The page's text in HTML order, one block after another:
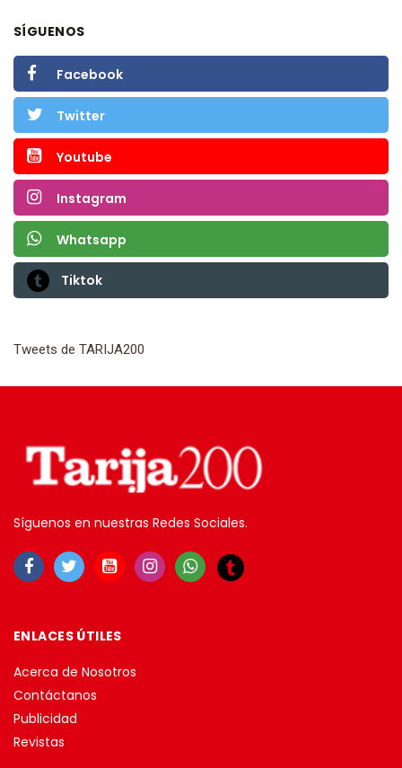
SÍGUENOS
Facebook
Twitter
Youtube
Instagram
Whatsapp
Tiktok
Tweets de TARIJA200
Síguenos en nuestras Redes Sociales.
ENLACES ÚTILES
Acerca de Nosotros
Contáctanos
Publicidad
Revistas